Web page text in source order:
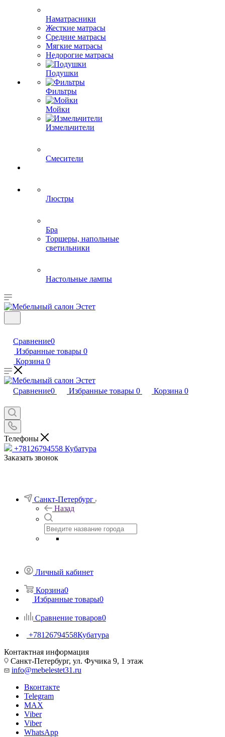
Наматрасники
Жесткие матрасы
Средние матрасы
Мягкие матрасы
Недорогие матрасы
Подушки
Фильтры
Мойки
Измельчители
Смесители
Люстры
Бра
Торшеры, напольные
светильники
Настольные лампы
Сравнение0
Избранные товары 0
Корзина 0
Сравнение0 Избранные товары 0 Корзина 0
Телефоны
+78126794558 Кубатура
Заказать звонок
Санкт-Петербург
Назад
Личный кабинет
Корзина0
Избранные товары0
Сравнение товаров0
+78126794558Кубатура
Контактная информация
Санкт-Петербург, ул. Фучика 9, 1 этаж
info@mebelestet31.ru
Вконтакте
Telegram
MAX
Viber
Viber
WhatsApp